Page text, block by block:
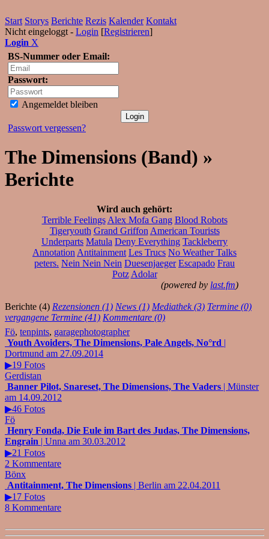
Start Storys Berichte Rezis Kalender Kontakt
Nicht eingeloggt - Login [Registrieren]
Login X
BS-Nummer oder Email:
Passwort:
Angemeldet bleiben
Passwort vergessen?
The Dimensions (Band) »
Berichte
Wird auch gehört:
Terrible Feelings Alex Mofa Gang Blood Robots
Tigeryouth Grand Griffon American Tourists
Underparts Matula Deny Everything Tackleberry
Annotation Antitainment Les Trucs No Weather Talks
peters. Nein Nein Nein Duesenjaeger Escapado Frau
Potz Adolar
(powered by last.fm)
Berichte (4) Rezensionen (1) News (1) Mediathek (3) Termine (0)
vergangene Termine (41) Kommentare (0)
Fö, tenpints, garagephotographer
Youth Avoiders, The Dimensions, Pale Angels, No°rd |
Dortmund am 27.09.2014
▶19 Fotos
Gerdistan
Banner Pilot, Snareset, The Dimensions, The Vaders | Münster
am 14.09.2012
▶46 Fotos
Fö
Henry Fonda, Die Eule im Bart des Judas, The Dimensions,
Engrain | Unna am 30.03.2012
▶21 Fotos
2 Kommentare
Bönx
Antitainment, The Dimensions | Berlin am 22.04.2011
▶17 Fotos
8 Kommentare